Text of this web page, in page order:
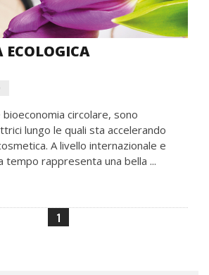
ECOLOGICA
circolare, sono
lungo le quali sta accelerando
A livello internazionale e
tempo rappresenta una bella ...
1